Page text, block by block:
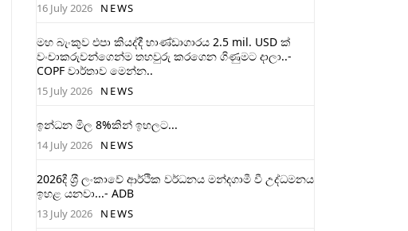
16 July 2026 NEWS
මහ බැංකුව එපා කියද්දී භාණ්ඩාගාරය 2.5 mil. USD ක්
වංචාකරුවන්ගෙන්ම තහවුරු කරගෙන ගිණුමට දාලා..-
COPF වාර්තාව මෙන්න..
15 July 2026 NEWS
ඉන්ධන මිල 8%කින් ඉහලට...
14 July 2026 NEWS
2026දී ශ‍්‍රී ලංකාවේ ආර්ථික වර්ධනය මන්දගාමී වී උද්ධමනය
ඉහළ යනවා...- ADB
13 July 2026 NEWS